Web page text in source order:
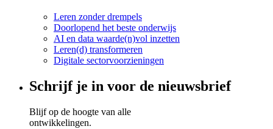
Leren zonder drempels
Doorlopend het beste onderwijs
AI en data waarde(n)vol inzetten
Leren(d) transformeren
Digitale sectorvoorzieningen
Schrijf je in voor de nieuwsbrief
Blijf op de hoogte van alle
ontwikkelingen.